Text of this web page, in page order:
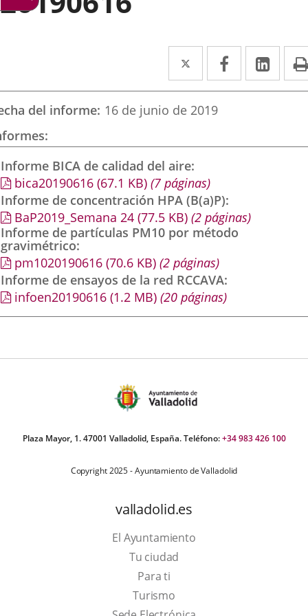
Twitter
Enlace
a
una
externa.
Facebook
Enlace
a
externa.
a
del informe 16 de junio de 2019
Informe BICA de calidad del aire
bica20190616 (67.1 KB) (7 páginas)
Informe de concentración HPA (B(a)P)
BaP2019_Semana 24 (77.5 KB) (2 páginas)
Informe de partículas PM10 por método
gravimétrico
pm1020190616 (70.6 KB) (2 páginas)
Informe de ensayos de la red RCCAVA
infoen20190616 (1.2 MB) (20 páginas)
Plaza Mayor, 1. 47001 Valladolid, España. Teléfono:+34 983 426 100
Copyright 2025 - Ayuntamiento de Valladolid
valladolid.es
El Ayuntamiento
Tu ciudad
Para ti
TurismoThis